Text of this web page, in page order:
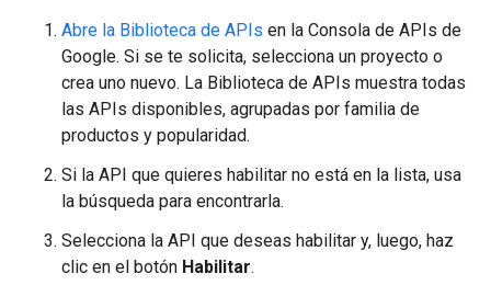
Abre la Biblioteca de APIs en la Consola de APIs de
Google. Si se te solicita, selecciona un proyecto o
crea uno nuevo. La Biblioteca de APIs muestra todas
las APIs disponibles, agrupadas por familia de
productos y popularidad.
Si la API que quieres habilitar no está en la lista, usa
la búsqueda para encontrarla.
Selecciona la API que deseas habilitar y, luego, haz
clic en el botón Habilitar.